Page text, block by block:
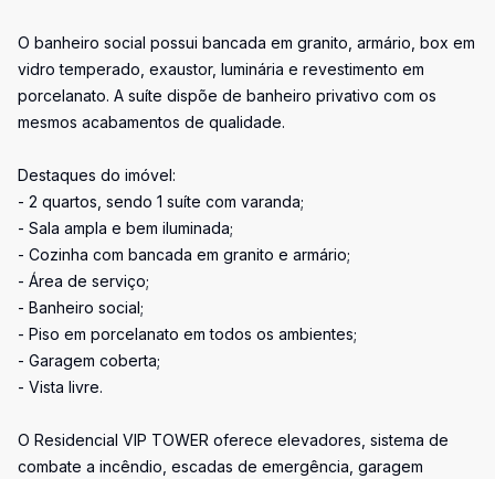
O banheiro social possui bancada em granito, armário, box em
vidro temperado, exaustor, luminária e revestimento em
porcelanato. A suíte dispõe de banheiro privativo com os
mesmos acabamentos de qualidade.
Destaques do imóvel:
- 2 quartos, sendo 1 suíte com varanda;
- Sala ampla e bem iluminada;
- Cozinha com bancada em granito e armário;
- Área de serviço;
- Banheiro social;
- Piso em porcelanato em todos os ambientes;
- Garagem coberta;
- Vista livre.
O Residencial VIP TOWER oferece elevadores, sistema de
combate a incêndio, escadas de emergência, garagem